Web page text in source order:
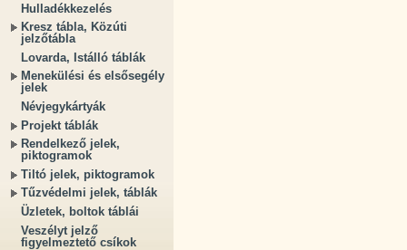
Hulladékkezelés
Kresz tábla, Közúti
jelzőtábla
Lovarda, Istálló táblák
Menekülési és elsősegély
jelek
Névjegykártyák
Projekt táblák
Rendelkező jelek,
piktogramok
Tiltó jelek, piktogramok
Tűzvédelmi jelek, táblák
Üzletek, boltok táblái
Veszélyt jelző
figyelmeztető csíkok